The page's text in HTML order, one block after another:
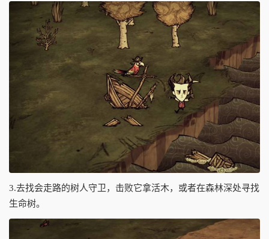
3.去找会走路的树人守卫，击败它拿活木，或者在森林深处寻找
生命树。